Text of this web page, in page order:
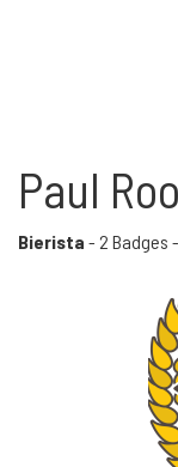
Paul
Bierista - 2 Badges -